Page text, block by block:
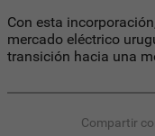
Con esta
mercado eléctrico
transición hacia una
Compartir